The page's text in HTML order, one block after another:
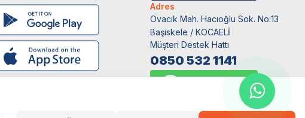
Adres
Ovacık Mah. Hacıoğlu Sok. No:13
Başiskele / KOCAELİ
Müşteri Destek Hattı
0850 532 1141
WhatsApp Destek
0554 871 66 20